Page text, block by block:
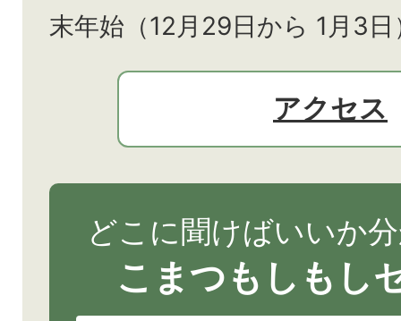
末年始（12月29日から 1月3
アクセス
どこに聞けばいいか
こまつもしもし